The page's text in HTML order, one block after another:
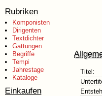
Rubriken
Komponisten
Dirigenten
Textdichter
Gattungen
Begriffe
Tempi
Jahrestage
Kataloge
Einkaufen
Titel: